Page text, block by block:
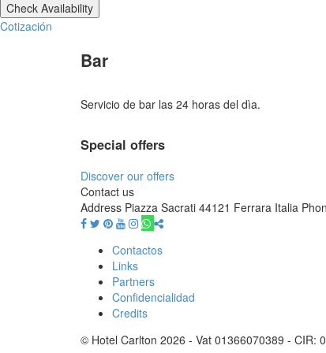
Cotización
Bar
Servicio de bar las 24 horas del dìa.
Special offers
Discover our offers
Contact us
Address Piazza Sacrati 44121 Ferrara Italia
Contactos
Links
Partners
Confidencialidad
Credits
© Hotel Carlton 2026 - Vat 01366070389 - CIR: